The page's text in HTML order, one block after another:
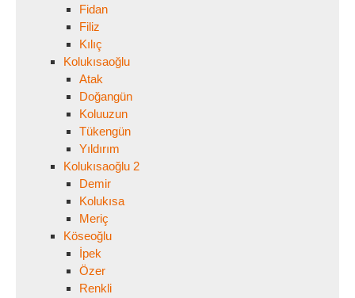
Fidan
Filiz
Kılıç
Kolukısaoğlu
Atak
Doğangün
Koluuzun
Tükengün
Yıldırım
Kolukısaoğlu 2
Demir
Kolukısa
Meriç
Köseoğlu
İpek
Özer
Renkli